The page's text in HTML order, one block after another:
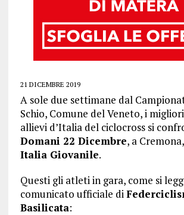
21 DICEMBRE 2019
A sole due settimane dal
Schio, Comune del Veneto, i
allievi d’Italia del ciclocross si
Domani 22 Dicembre, a
Italia Giovanile.
Questi gli atleti in gara, come si
comunicato ufficiale di
Basilicata: